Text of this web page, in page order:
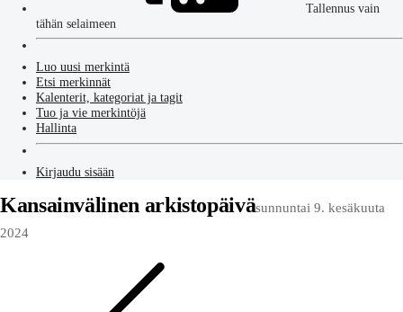
Tallennus vain
tähän selaimeen
Luo uusi merkintä
Etsi merkinnät
Kalenterit, kategoriat ja tagit
Tuo ja vie merkintöjä
Hallinta
Kirjaudu sisään
Kansainvälinen arkistopäiväsunnuntai 9. kesäkuuta
2024